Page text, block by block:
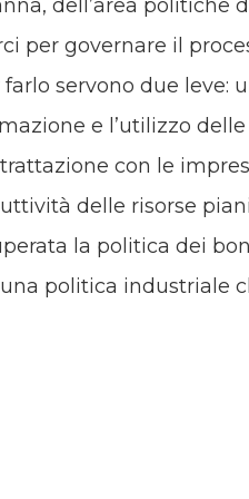
dell’area politiche
per governare il
servono due
e l’utilizzo delle
con le
delle risorse
la politica dei
politica industriale